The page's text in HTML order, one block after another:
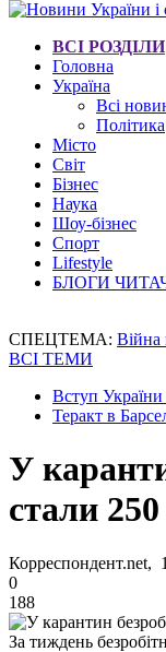
ВСІ РОЗДІЛИ
Головна
Україна
Всі
Політика
Місто
Світ
Бізнес
Наука
Шоу-бізнес
Спорт
Lifestyle
БЛОГИ
СПЕЦТЕМА: Війна
ВСІ ТЕМИ
Вступ
Теракт в
У
стали
Корреспондент.net,
0
188
За тиждень